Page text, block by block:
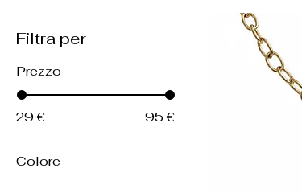
Filtra per
Prezzo
29 € 95 €
Colore